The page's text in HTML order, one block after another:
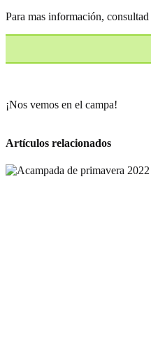
Para mas información,
¡Nos vemos en el campa!
Artículos relacionados